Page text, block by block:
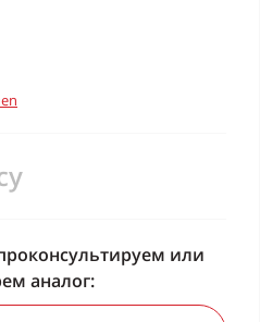
или
аналог: